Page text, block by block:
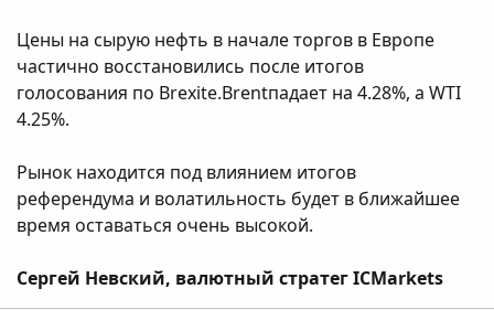
Цены на сырую нефть в начале торгов в Европе
частично восстановились после итогов
голосования по Brexite.Brentпадает на 4.28%, а WTI
4.25%.
Рынок находится под влиянием итогов
референдума и волатильность будет в ближайшее
время оставаться очень высокой.
Сергей Невский, валютный стратег ICMarkets